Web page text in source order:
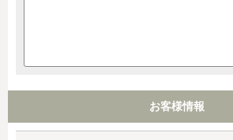
お客様情報